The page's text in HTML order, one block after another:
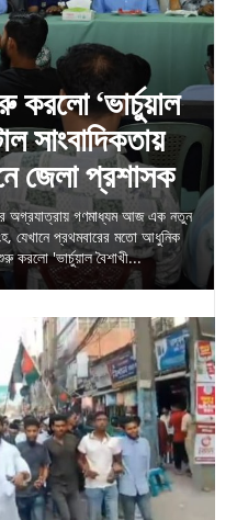
করলো ‘ভার্চুয়াল
সাংবাদিকতায়
জেলা প্রশাসক
অগ্রযাত্রায় গণমাধ্যম আজ এক নতুন
যেখানে প্রথমবারের মতো আধুনিক
করলো 'ভার্চুয়াল বৈশাখী...